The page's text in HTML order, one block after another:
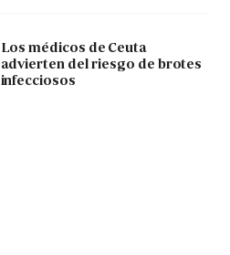
Los médicos de Ceuta
advierten del riesgo de brotes
infecciosos